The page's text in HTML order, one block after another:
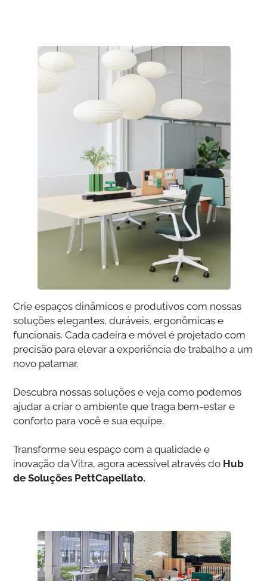
Crie espaços dinâmicos e produtivos com nossas
soluções elegantes, duráveis, ergonômicas e
funcionais. Cada cadeira e móvel é projetado com
precisão para elevar a experiência de trabalho a um
novo patamar.
Descubra nossas soluções e veja como podemos
ajudar a criar o ambiente que traga bem-estar e
conforto para você e sua equipe.
Transforme seu espaço com a qualidade e
inovação da Vitra, agora acessível através do Hub
de Soluções PettCapellato.